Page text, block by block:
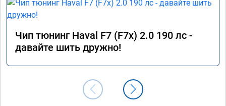
Чип тюнинг Haval F7 (F7x) 2.0 190 лс -
давайте шить дружно!